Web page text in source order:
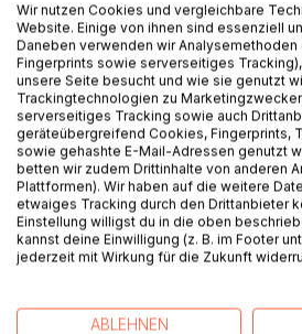
Wenn man vor einem bunt
steht und weiß: man ist damit
merkwürdige Dinge zu geschehen.
Merk – würdig.
Ich habe gelernt, dass ein anderer
Welt ist. Er hat mir aus seiner Welt,
Geschenke mitgebracht. Zum
für mich.
Aber auch ich habe viel zu geben:
all das eingelassen hat. Mein
lässt, dass dies der richtige Weg ist.
meine Freude, die meine Wandlung
geschrieben hat.
Wir nutzen Cookies und vergleichbare
Website. Einige von ihnen sind essenziell
Daneben verwenden wir Analysemethoden
Fingerprints sowie serverseitiges
unsere Seite besucht und wie sie genutzt
Trackingtechnologien zu
serverseitiges Tracking sowie auch
geräteübergreifend Cookies, Fingerprints,
sowie gehashte E-Mail-Adressen genutzt
betten wir zudem Drittinhalte von anderen
Plattformen). Wir haben auf die weitere
etwaiges Tracking durch den Drittanbieter
Einstellung willigst du in die oben
kannst deine Einwilligung (z. B. im Footer
jederzeit mit Wirkung für die Zukunft
ABLEHNEN